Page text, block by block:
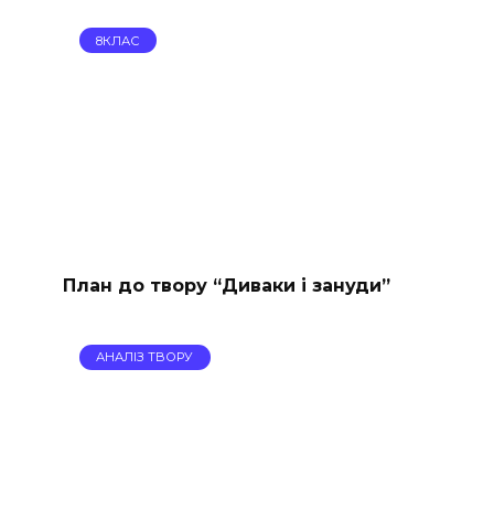
8КЛАС
План до твору “Диваки і зануди”
АНАЛІЗ ТВОРУ